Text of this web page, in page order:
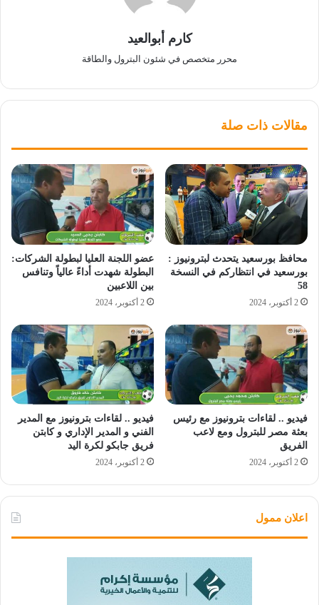
كارم أبوالعيد
محرر متخصص في شئون البترول والطاقة
مقالات ذات صلة
محافظ بورسعيد يتحدث لبترونيوز :
بورسعيد في انتظاركم في النسخة
58
2 أكتوبر، 2024
عضو اللجنة العليا لبطولة الشركات:
البطولة شهدت أداءً عالياً وتنافس
بين اللاعبين
2 أكتوبر، 2024
فيديو .. لقاءات بترونيوز مع رئيس
بعثة مصر للبترول ومع لاعب
الفريق
2 أكتوبر، 2024
فيديو .. لقاءات بترونيوز مع المدير
الفني و المدير الإداري و كابتن
فريق جابكو لكرة اليد
2 أكتوبر، 2024
اعلان ممول